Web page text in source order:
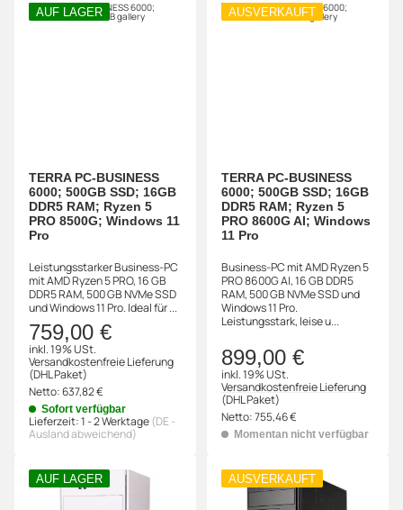
AUF LAGER
TERRA PC-BUSINESS
6000; 500GB SSD; 16GB
DDR5 RAM; Ryzen 5
PRO 8500G; Windows 11
Pro
Leistungsstarker Business-PC
mit AMD Ryzen 5 PRO, 16 GB
DDR5 RAM, 500 GB NVMe SSD
und Windows 11 Pro. Ideal für ...
759,00 €
inkl. 19% USt.
Versandkostenfreie Lieferung
(DHL Paket)
Netto:637,82 €
Sofort verfügbar
Lieferzeit:1 - 2 Werktage(DE -
Ausland abweichend)
AUSVERKAUFT
TERRA PC-BUSINESS
6000; 500GB SSD; 16GB
DDR5 RAM; Ryzen 5
PRO 8600G AI; Windows
11 Pro
Business-PC mit AMD Ryzen 5
PRO 8600G AI, 16 GB DDR5
RAM, 500 GB NVMe SSD und
Windows 11 Pro.
Leistungsstark, leise u...
899,00 €
inkl. 19% USt.
Versandkostenfreie Lieferung
(DHL Paket)
Netto:755,46 €
Momentan nicht verfügbar
AUF LAGER AUSVERKAUFT